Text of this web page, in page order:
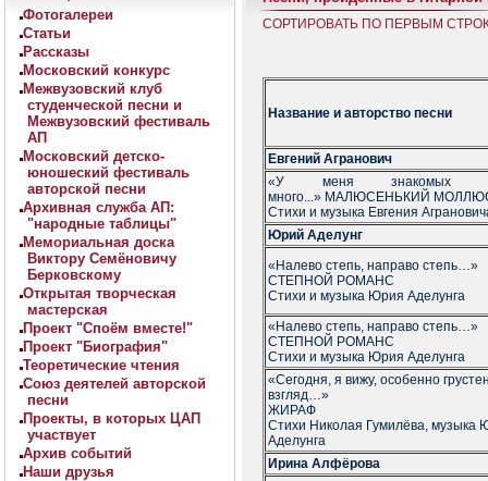
Фотогалереи
Статьи
Рассказы
Московский конкурс
Межвузовский клуб
студенческой песни и
Межвузовский фестиваль
АП
Московский детско-
юношеский фестиваль
авторской песни
Архивная служба АП:
"народные таблицы"
Мемориальная доска
Виктору Семёновичу
Берковскому
Открытая творческая
мастерская
Проект "Споём вместе!"
Проект "Биография"
Теоретические чтения
Союз деятелей авторской
песни
Проекты, в которых ЦАП
участвует
Архив событий
Наши друзья
СОРТИРОВАТЬ ПО ПЕРВЫМ
Название и авторство песни
Евгений Агранович
«У меня знакомых
много...» МАЛЮСЕНЬКИЙ
Стихи и музыка Евгения
Юрий Аделунг
«Налево степь, направо степь…»
СТЕПНОЙ РОМАНС
Стихи и музыка Юрия Аделунга
«Налево степь, направо степь…»
СТЕПНОЙ РОМАНС
Стихи и музыка Юрия Аделунга
«Сегодня, я вижу, особенно
взгляд…»
ЖИРАФ
Стихи Николая Гумилёва, музыка
Аделунга
Ирина Алфёрова